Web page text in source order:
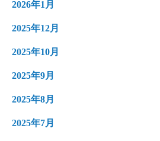
2026年1月
2025年12月
2025年10月
2025年9月
2025年8月
2025年7月